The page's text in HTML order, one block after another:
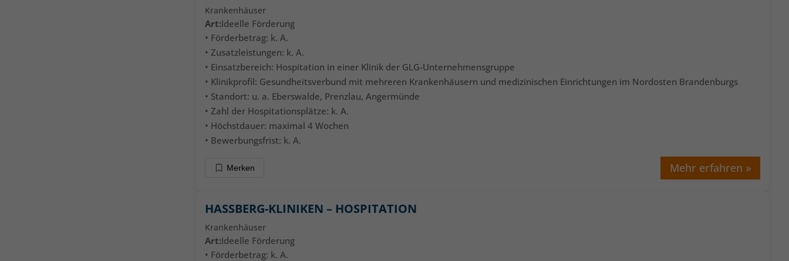
Krankenhäuser
Art:Ideelle Förderung
• Förderbetrag: k. A.
• Zusatzleistungen: k. A.
• Einsatzbereich: Hospitation in einer Klinik der GLG-Unternehmensgruppe
• Klinikprofil: Gesundheitsverbund mit mehreren Krankenhäusern und medizinischen Einrichtungen im Nordosten Brandenburgs
• Standort: u. a. Eberswalde, Prenzlau, Angermünde
• Zahl der Hospitationsplätze: k. A.
• Höchstdauer: maximal 4 Wochen
• Bewerbungsfrist: k. A.
Merken Mehr erfahren »
HASSBERG-KLINIKEN – HOSPITATION
Krankenhäuser
Art:Ideelle Förderung
• Förderbetrag: k. A.